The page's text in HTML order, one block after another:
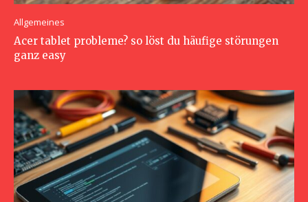
Allgemeines
Acer tablet probleme? so löst du häufige störungen
ganz easy